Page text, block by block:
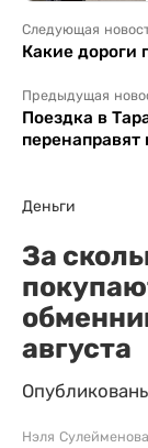
Следующая
Какие дороги
Предыдущая
Поездка в
перенаправят
Деньги
За
августа
Нэля Сулейменова